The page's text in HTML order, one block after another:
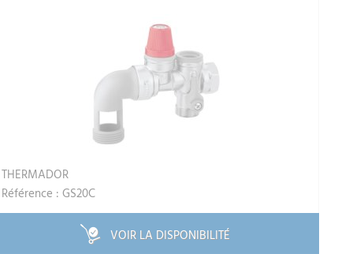
THERMADOR
Référence : GS20C
VOIR LA DISPONIBILITÉ